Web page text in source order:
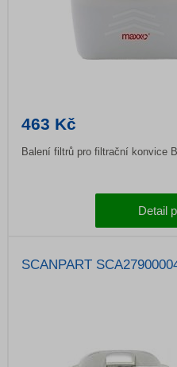
463 Kč
Balení filtrů pro filtrační konvice
Detail
SCANPART